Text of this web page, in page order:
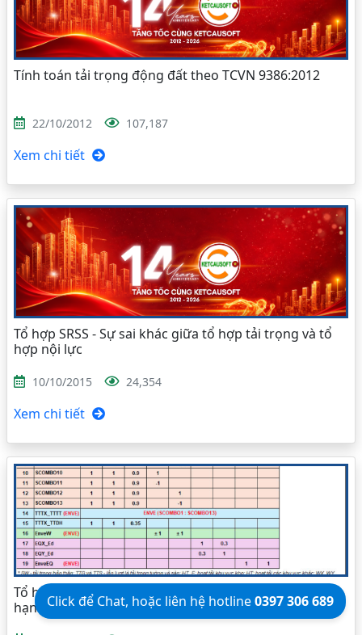
Tính toán tải trọng động đất theo TCVN 9386:2012
22/10/2012 107,187
Xem chi tiết
Tổ hợp SRSS - Sự sai khác giữa tổ hợp tải trọng và tổ
hợp nội lực
10/10/2015 24,354
Xem chi tiết
Tổ hợp tải trọng dùng trong tính toán trạng thái giới
hạn 2 - TTGH2
Click để Chat, hoặc liên hệ hotline0397 306 689